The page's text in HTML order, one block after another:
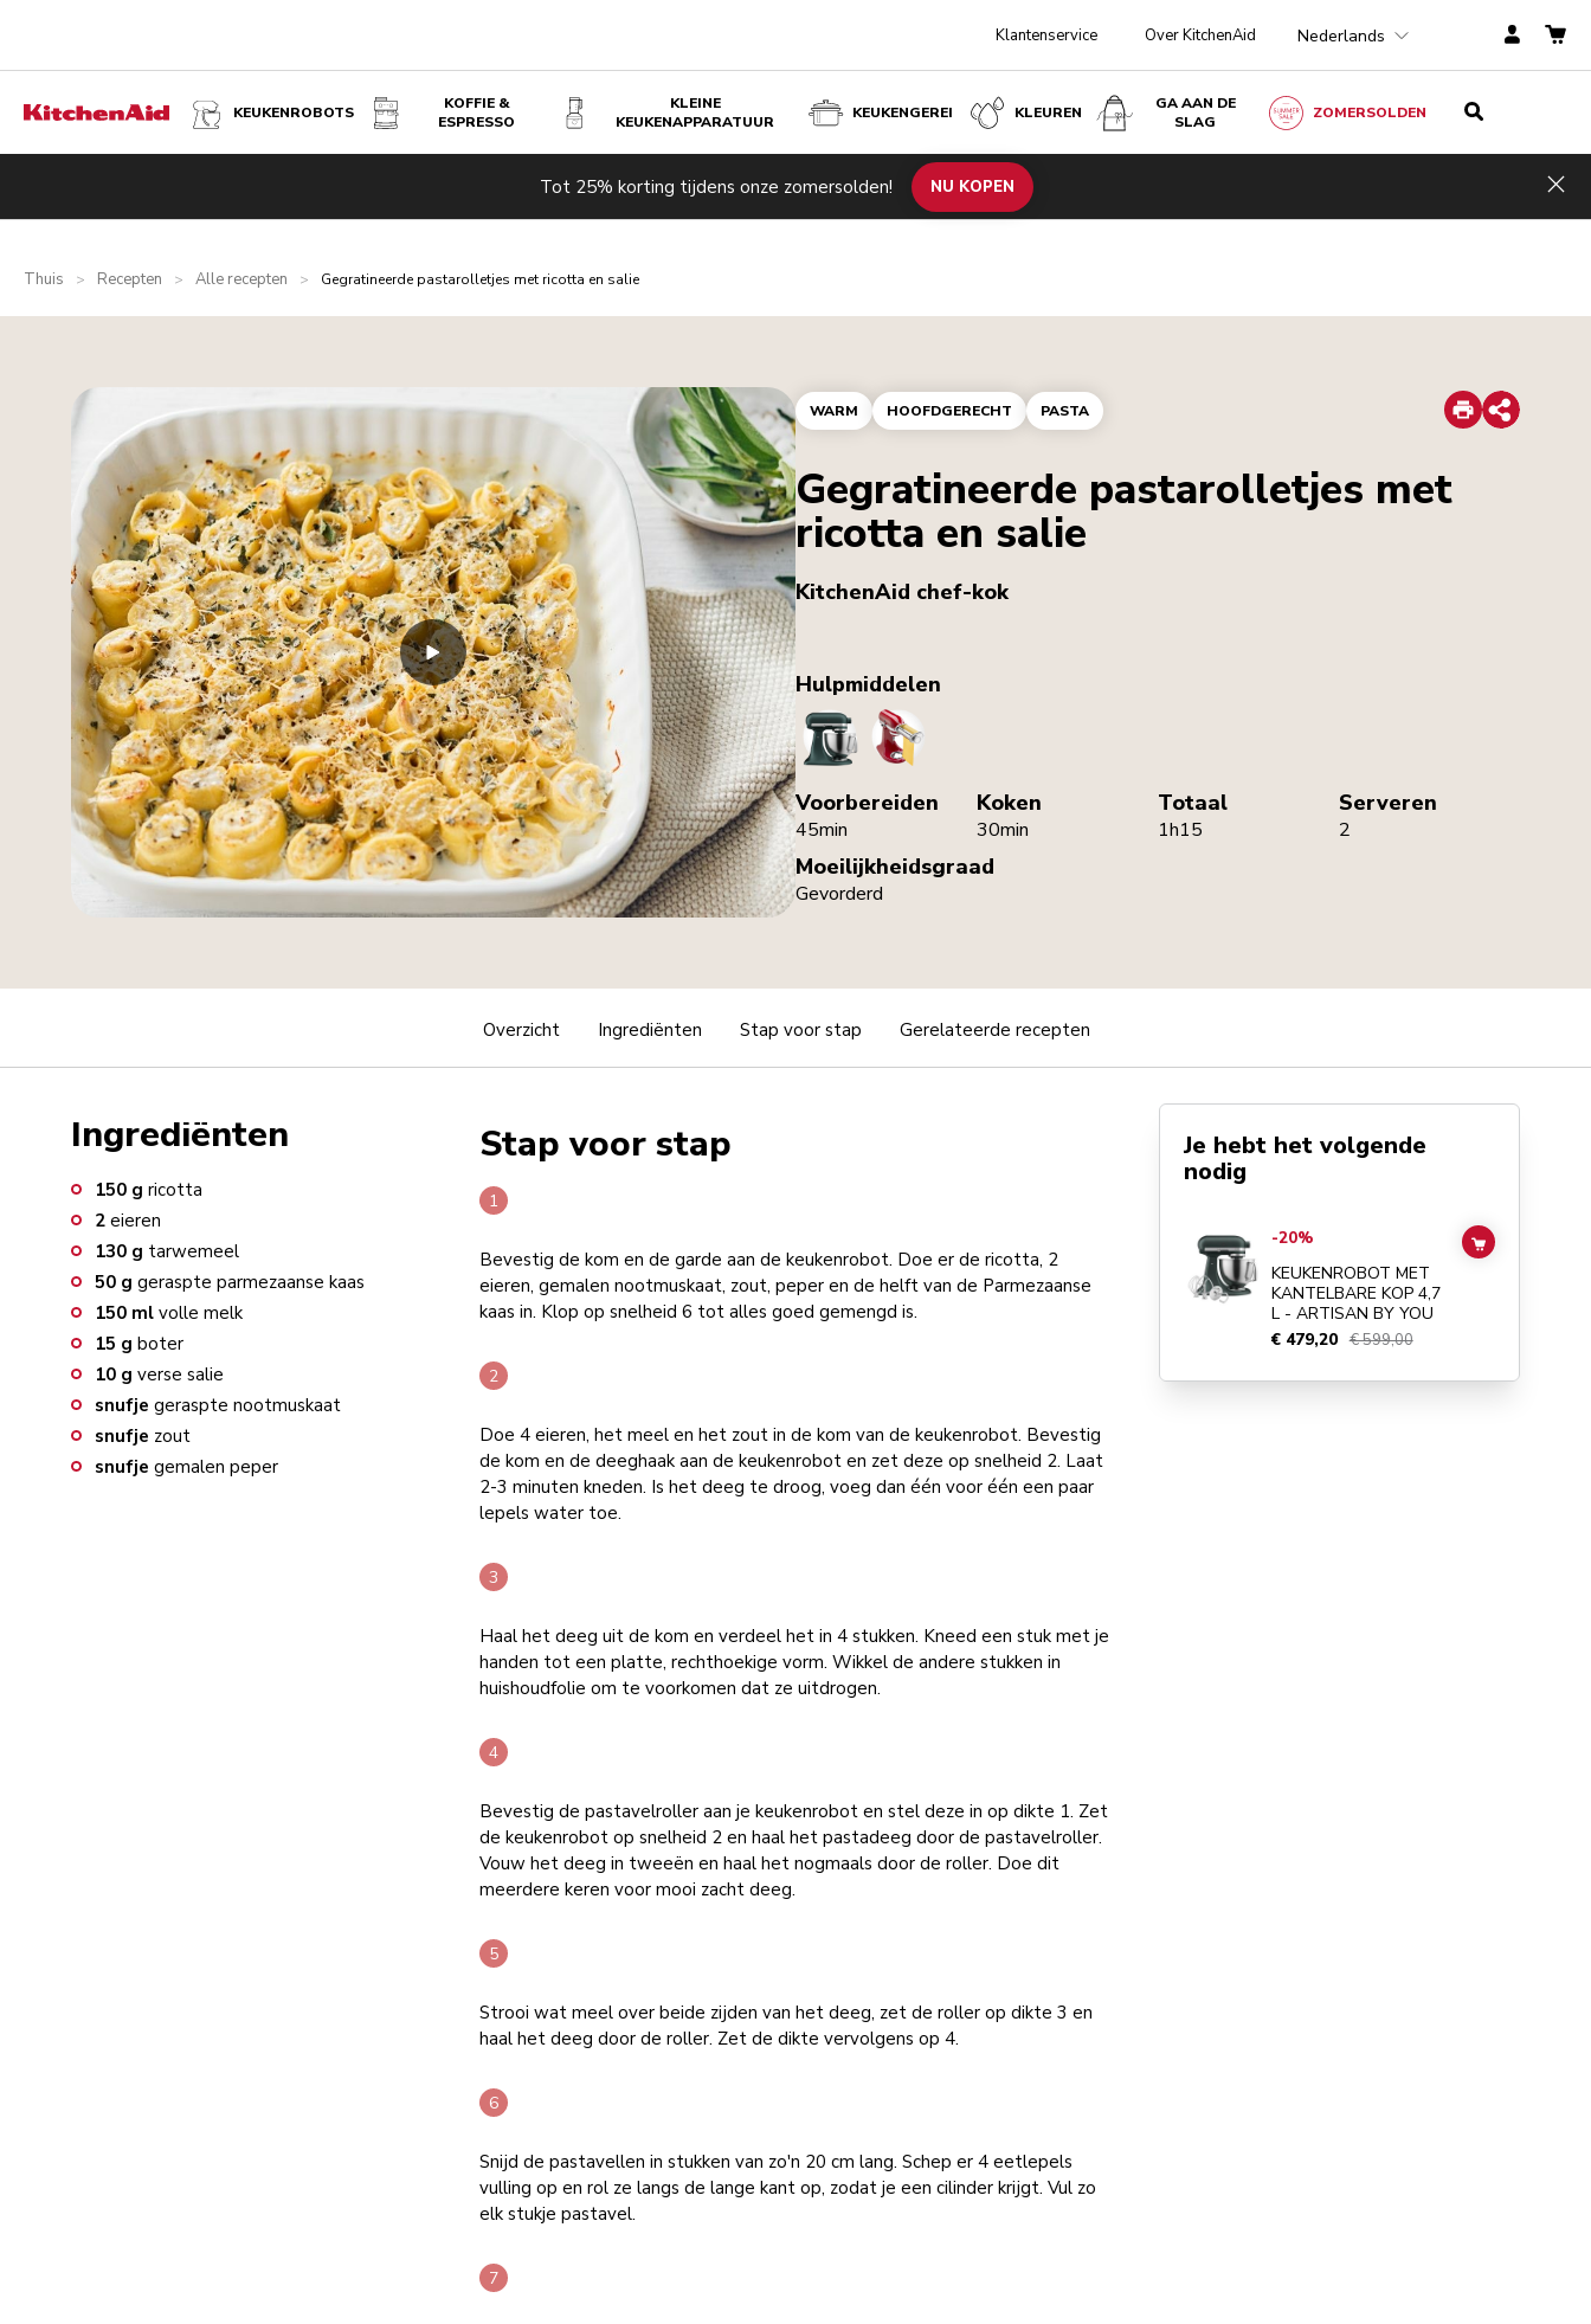
Klantenservice Over KitchenAid Nederlands
KEUKENROBOTS
KOFFIE &
ESPRESSO
KLEINE
KEUKENAPPARATUUR
KEUKENGEREI KLEUREN
GA AAN DE
SLAG
ZOMERSOLDEN
Tot 25% korting tijdens onze zomersolden! NU KOPEN
Thuis > Recepten > Alle recepten > Gegratineerde pastarolletjes met ricotta en salie
WARM HOOFDGERECHT PASTA Print
Share
Gegratineerde pastarolletjes met
ricotta en salie
KitchenAid chef-kok
Hulpmiddelen
StandMixerPastaRoller
Voorbereiden
45min
Koken
30min
Totaal
1h15
Serveren
2
Moeilijkheidsgraad
Gevorderd
Overzicht Ingrediënten Stap voor stap Gerelateerde recepten
Ingrediënten
150 g ricotta
2 eieren
130 g tarwemeel
50 g geraspte parmezaanse kaas
150 ml volle melk
15 g boter
10 g verse salie
snufje geraspte nootmuskaat
snufje zout
snufje gemalen peper
Stap voor stap
Bevestig de kom en de garde aan de keukenrobot. Doe er de ricotta, 2
eieren, gemalen nootmuskaat, zout, peper en de helft van de Parmezaanse
kaas in. Klop op snelheid 6 tot alles goed gemengd is.
Doe 4 eieren, het meel en het zout in de kom van de keukenrobot. Bevestig
de kom en de deeghaak aan de keukenrobot en zet deze op snelheid 2. Laat
2-3 minuten kneden. Is het deeg te droog, voeg dan één voor één een paar
lepels water toe.
Haal het deeg uit de kom en verdeel het in 4 stukken. Kneed een stuk met je
handen tot een platte, rechthoekige vorm. Wikkel de andere stukken in
huishoudfolie om te voorkomen dat ze uitdrogen.
Bevestig de pastavelroller aan je keukenrobot en stel deze in op dikte 1. Zet
de keukenrobot op snelheid 2 en haal het pastadeeg door de pastavelroller.
Vouw het deeg in tweeën en haal het nogmaals door de roller. Doe dit
meerdere keren voor mooi zacht deeg.
Strooi wat meel over beide zijden van het deeg, zet de roller op dikte 3 en
haal het deeg door de roller. Zet de dikte vervolgens op 4.
Snijd de pastavellen in stukken van zo'n 20 cm lang. Schep er 4 eetlepels
vulling op en rol ze langs de lange kant op, zodat je een cilinder krijgt. Vul zo
elk stukje pastavel.
Je hebt het volgende
nodig
Go toKEUKENROBOT MET KANTELBARE KOP 4,7 L -
-20%
KEUKENROBOT MET
KANTELBARE KOP 4,7
L - ARTISAN BY YOU
€ 479,20 € 599,00
ADD TO CART